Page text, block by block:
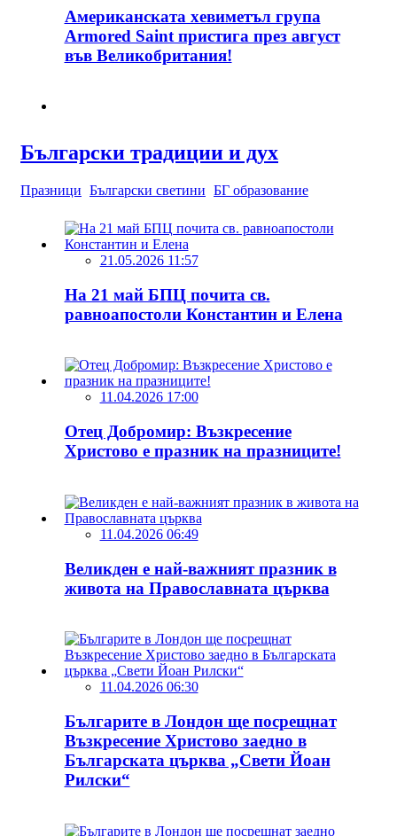
Американската хевиметъл група
Armored Saint пристига през август
във Великобритания!
Български традиции и дух
Празници Български светини БГ образование
21.05.2026 11:57
На 21 май БПЦ почита св.
равноапостоли Константин и Елена
11.04.2026 17:00
Отец Добромир: Възкресение
Христово е празник на празниците!
11.04.2026 06:49
Великден е най-важният празник в
живота на Православната църква
11.04.2026 06:30
Българите в Лондон ще посрещнат
Възкресение Христово заедно в
Българската църква „Свети Йоан
Рилски“